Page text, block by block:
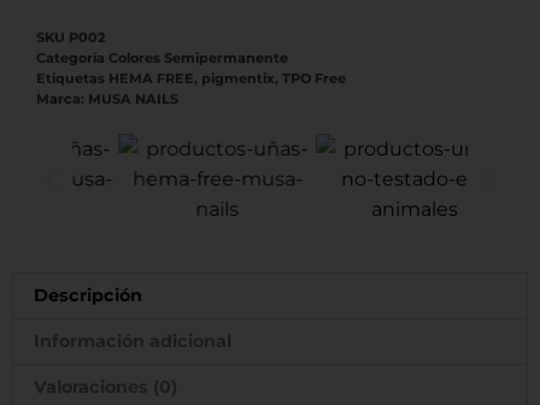
SKU P002
Categoría Colores Semipermanente
Etiquetas HEMA FREE, pigmentix, TPO Free
Marca: MUSA NAILS
Descripción
Información adicional
Valoraciones (0)